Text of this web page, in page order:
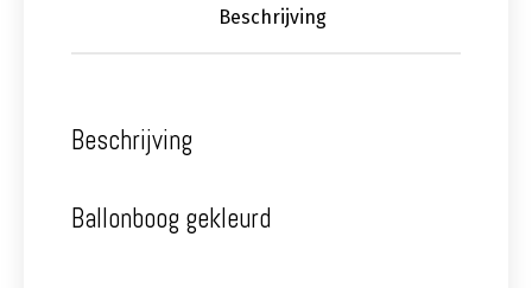
Beschrijving
Beschrijving
Ballonboog gekleurd